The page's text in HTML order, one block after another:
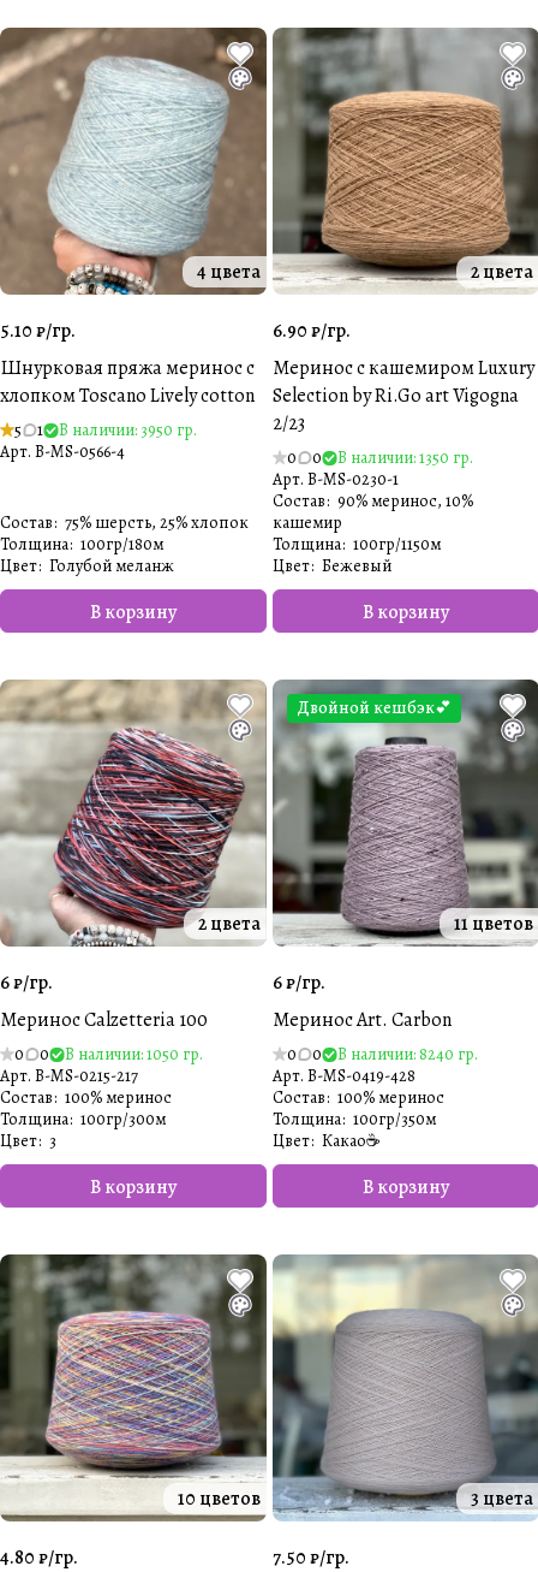
4 цвета
5.10 ₽/гр.
Шнурковая пряжа меринос с
хлопком Toscano Lively cotton
5 1
В наличии: 3950 гр.
Арт. B-MS-0566-4
В корзину
Состав: 75% шерсть, 25% хлопок
Толщина: 100гр/180м
Цвет: Голубой меланж
2 цвета
6.90 ₽/гр.
Меринос с кашемиром Luxury
Selection by Ri.Go art Vigogna
2/23
0 0
В наличии: 1350 гр.
Арт. B-MS-0230-1
В корзину
Состав: 90% меринос, 10%
кашемир
Толщина: 100гр/1150м
Цвет: Бежевый
2 цвета
6 ₽/гр.
Меринос Calzetteria 100
0 0
В наличии: 1050 гр.
Арт. B-MS-0215-217
В корзину
Состав: 100% меринос
Толщина: 100гр/300м
Цвет: 3
Двойной кешбэк💕
11 цветов
6 ₽/гр.
Меринос Art. Carbon
0 0
В наличии: 8240 гр.
Арт. B-MS-0419-428
В корзину
Состав: 100% меринос
Толщина: 100гр/350м
Цвет: Какао☕️
10 цветов
4.80 ₽/гр.
3 цвета
7.50 ₽/гр.